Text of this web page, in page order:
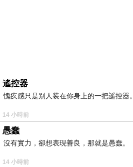
遙控器
愧疚感只是别人装在你身上的一把遥控器。
14 小時前
愚蠢
沒有實力，卻想表現善良，那就是愚蠢。
14 小時前